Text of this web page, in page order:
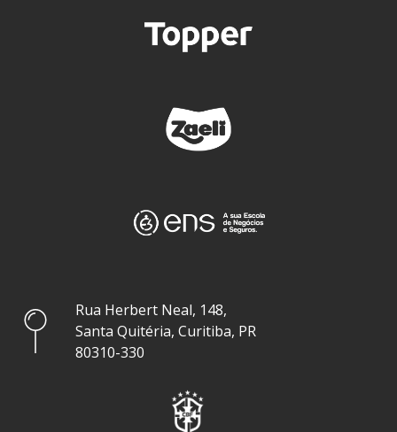
Rua Herbert Neal, 148,
Santa Quitéria, Curitiba, PR
80310-330